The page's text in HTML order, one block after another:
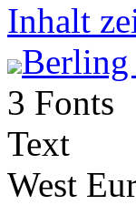
Inhalt
Berling
3 Fonts
Text
West